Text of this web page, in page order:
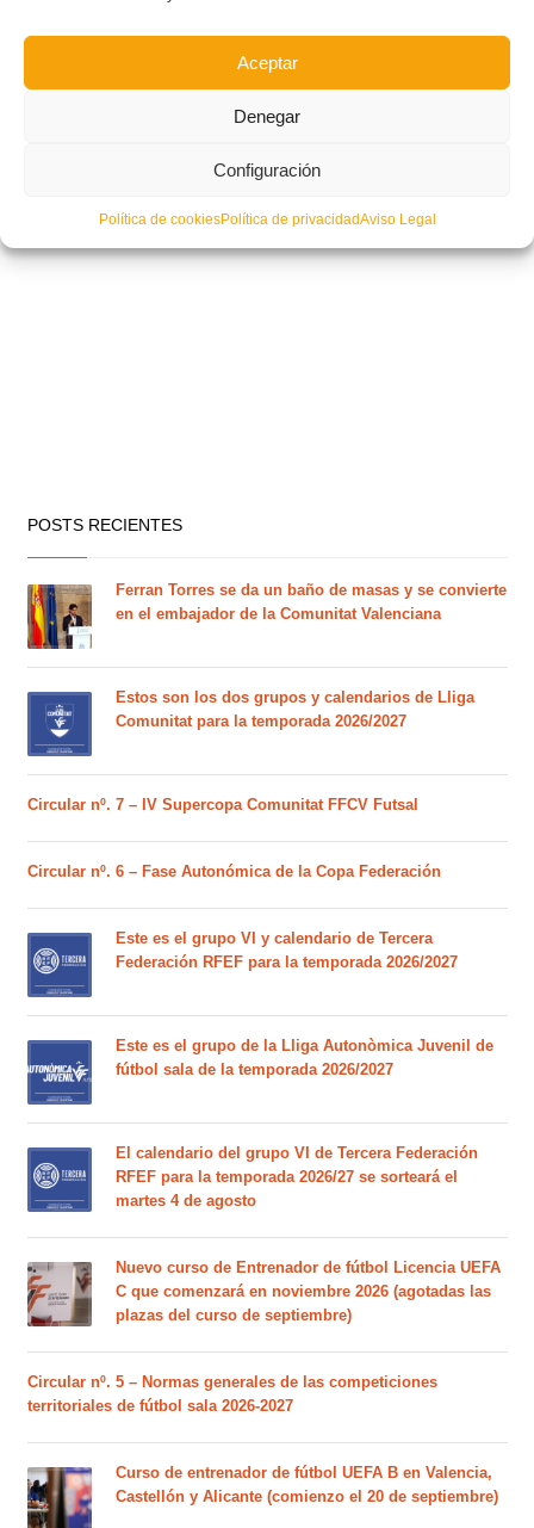
Aceptar
Denegar
Configuración
Política de cookiesPolítica de privacidadAviso Legal
POSTS RECIENTES
Ferran Torres se da un baño de masas y se convierte
en el embajador de la Comunitat Valenciana
Estos son los dos grupos y calendarios de Lliga
Comunitat para la temporada 2026/2027
Circular nº. 7 – IV Supercopa Comunitat FFCV Futsal
Circular nº. 6 – Fase Autonómica de la Copa Federación
Este es el grupo VI y calendario de Tercera
Federación RFEF para la temporada 2026/2027
Este es el grupo de la Lliga Autonòmica Juvenil de
fútbol sala de la temporada 2026/2027
El calendario del grupo VI de Tercera Federación
RFEF para la temporada 2026/27 se sorteará el
martes 4 de agosto
Nuevo curso de Entrenador de fútbol Licencia UEFA
C que comenzará en noviembre 2026 (agotadas las
plazas del curso de septiembre)
Circular nº. 5 – Normas generales de las competiciones
territoriales de fútbol sala 2026-2027
Curso de entrenador de fútbol UEFA B en Valencia,
Castellón y Alicante (comienzo el 20 de septiembre)